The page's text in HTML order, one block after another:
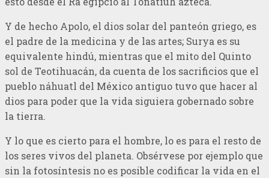
Y de hecho Apolo, el dios solar del panteón griego, es
el padre de la medicina y de las artes; Surya es su
equivalente hindú, mientras que el mito del Quinto
sol de Teotihuacán, da cuenta de los sacrificios que el
pueblo náhuatl del México antiguo tuvo que hacer al
dios para poder que la vida siguiera gobernado sobre
la tierra.
Y lo que es cierto para el hombre, lo es para el resto de
los seres vivos del planeta. Obsérvese por ejemplo que
sin la fotosíntesis no es posible codificar la vida en el